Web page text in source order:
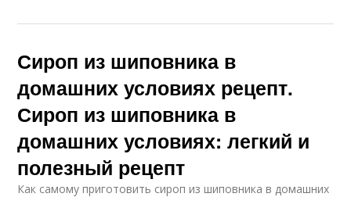
Сироп из шиповника в
домашних условиях рецепт.
Сироп из шиповника в
домашних условиях: легкий и
полезный рецепт
Как самому приготовить сироп из шиповника в домашних